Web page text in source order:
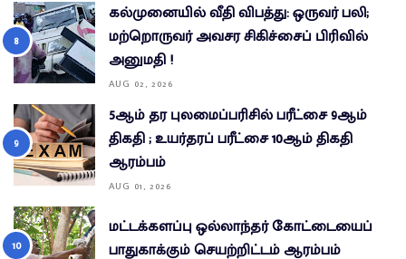
கல்முனையில் வீதி விபத்து: ஒருவர் பலி;
மற்றொருவர் அவசர சிகிச்சைப் பிரிவில்
அனுமதி !
AUG 02, 2026
5ஆம் தர புலமைப்பரிசில் பரீட்சை 9ஆம்
திகதி ; உயர்தரப் பரீட்சை 10ஆம் திகதி
ஆரம்பம்
AUG 01, 2026
மட்டக்களப்பு ஒல்லாந்தர் கோட்டையைப்
பாதுகாக்கும் செயற்றிட்டம் ஆரம்பம்